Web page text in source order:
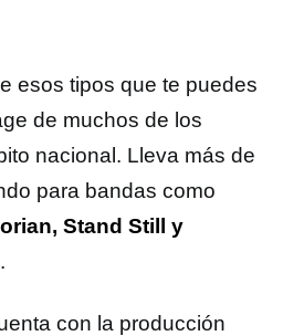
esos tipos que te puedes
de muchos de los
nacional. Lleva más de
para bandas como
Stand Still y
con la producción